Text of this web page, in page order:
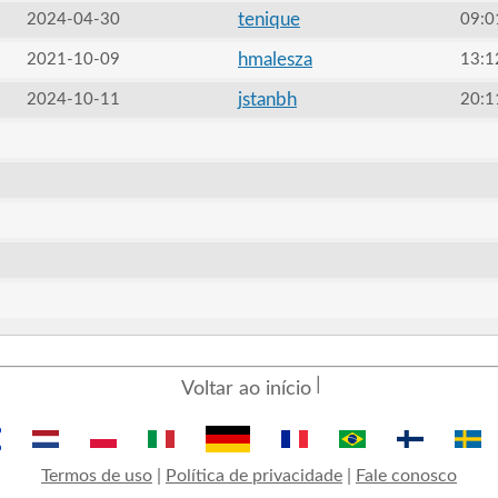
2024-04-30 tenique
2021-10-09 hmalesza
2024-10-11 jstanbh
Voltar ao início
Termos de uso| Política de privacidade| Fale conosco